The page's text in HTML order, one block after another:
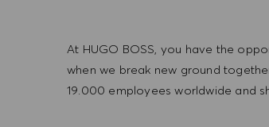
At HUGO BOSS, you have the
when we break new ground
19.000 employees worldwide and